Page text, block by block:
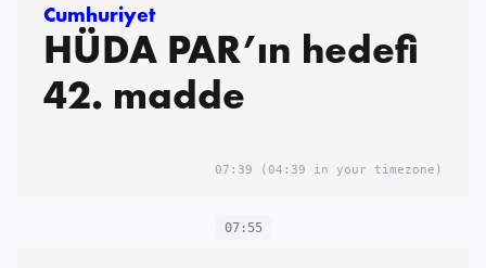
Cumhuriyet
HÜDA PAR’ın hedefi
42. madde
07:39 (04:39 in your timezone)
07:55